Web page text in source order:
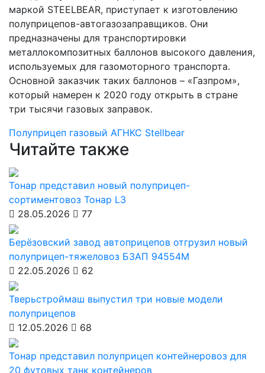
маркой STEELBEAR, приступает к изготовлению
полуприцепов-автогазозаправщиков. Они
предназначены для транспортировки
металлокомпозитных баллонов высокого давления,
используемых для газомоторного транспорта.
Основной заказчик таких баллонов – «Газпром»,
который намерен к 2020 году открыть в стране
три тысячи газовых заправок.
Полуприцеп газовый АГНКС Stellbear
Читайте также
Тонар представил новый полуприцеп-
сортиментовоз Тонар L3
28.05.2026
77
Берёзовский завод автоприцепов отгрузил новый
полуприцеп-тяжеловоз БЗАП 94554М
22.05.2026
62
Тверьстроймаш выпустил три новые модели
полуприцепов
12.05.2026
68
Тонар представил полуприцеп контейнеровоз для
20 футовых танк контейнеров